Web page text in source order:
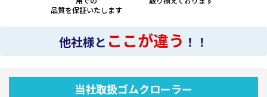
品質を保証いたします
他社様と ここが違う ！！
当社取扱ゴムクローラー